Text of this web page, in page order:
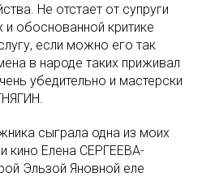
Не отстает от супруги
и обоснованной критике
если можно его так
в народе таких приживал
убедительно и мастерски
сыграла одна из моих
кино Елена СЕРГЕЕВА-
Эльзой Яновной еле